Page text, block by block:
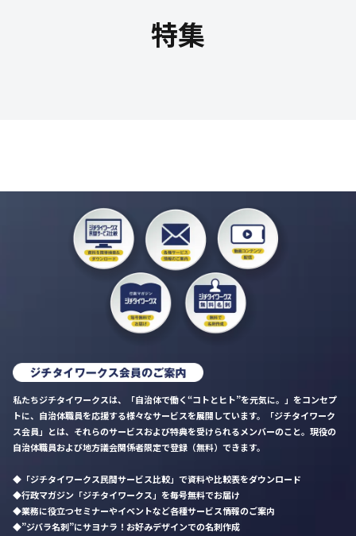
特集
私たちジチタイワークスは、「自治体で働く“コトとヒト”を元気に。」をコンセプ
トに、自治体職員を応援する様々なサービスを展開しています。「ジチタイワーク
ス会員」とは、それらのサービスおよび特典を受けられるメンバーのこと。現役の
自治体職員および地方議会関係者限定で登録（無料）できます。
「ジチタイワークス民間サービス比較」で資料や比較表をダウンロード
行政マガジン「ジチタイワークス」を毎号無料でお届け
業務に役立つセミナーやイベントなど各種サービス情報のご案内
”ジバラ名刺”にサヨナラ！お好みデザインでの名刺作成